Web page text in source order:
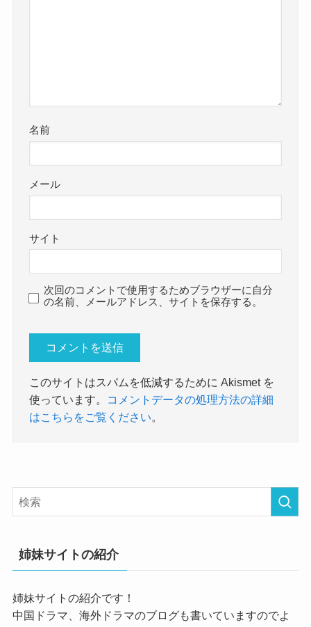
名前
メール
サイト
次回のコメントで使用するためブラウザーに自分
の名前、メールアドレス、サイトを保存する。
このサイトはスパムを低減するために Akismet を
使っています。
コメントデータの処理方法の詳細
はこちらをご覧ください
姉妹サイトの紹介
姉妹サイトの紹介です！
中国ドラマ、海外ドラマのブログも書いていますのでよ